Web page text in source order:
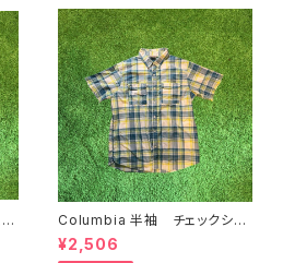
Columbia 半袖 チェックシャ
ツ L ブルー グリーン
¥2,506